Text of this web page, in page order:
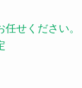
せください。